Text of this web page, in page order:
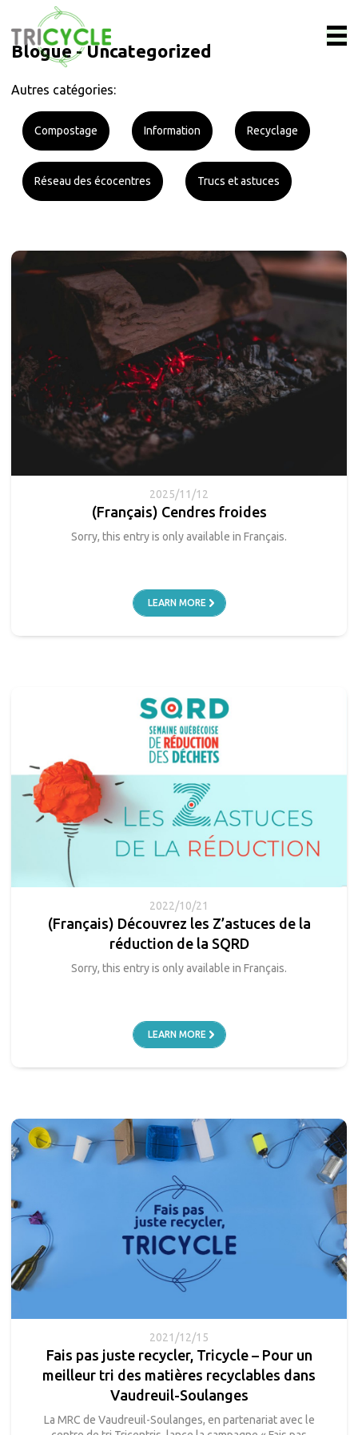
Blogue - Uncategorized
Autres catégories:
Compostage Information Recyclage
Réseau des écocentres Trucs et astuces
2025/11/12
(Français) Cendres froides
Sorry, this entry is only available in Français.
LEARN MORE
2022/10/21
(Français) Découvrez les Z’astuces de la
réduction de la SQRD
Sorry, this entry is only available in Français.
LEARN MORE
2021/12/15
Fais pas juste recycler, Tricycle – Pour un
meilleur tri des matières recyclables dans
Vaudreuil-Soulanges
La MRC de Vaudreuil-Soulanges, en partenariat avec le